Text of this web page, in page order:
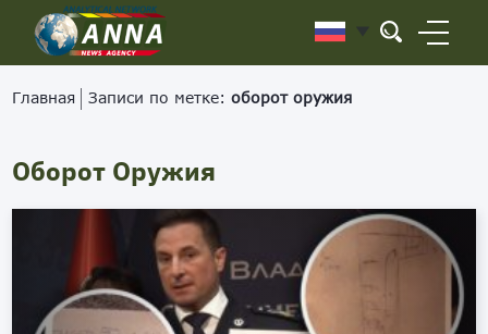
Главная Записи по метке:оборот оружия
Оборот Оружия